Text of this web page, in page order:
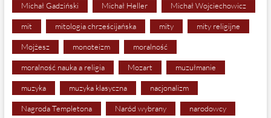
Michał Gadziński Michał Heller Michał Wojciechowicz
mit mitologia chrześcijańska mity mity religijne
Mojżesz monoteizm moralność
moralność nauka a religia Mozart muzułmanie
muzyka muzyka klasyczna nacjonalizm
Nagroda Templetona Naród wybrany narodowcy